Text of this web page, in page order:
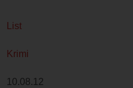
List
Krimi
10.08.12